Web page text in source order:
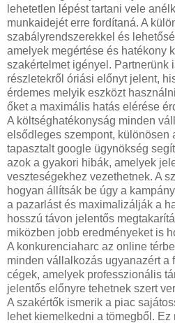
lehetetlen lépést tartani vele
munkaidejét erre fordítaná. A
szabályrendszerekkel és
amelyek megértése és hatékony
szakértelmet igényel. Partnerünk
részletekről óriási előnyt jelent,
érdemes melyik eszközt
őket a maximális hatás elérése
A költséghatékonyság minden
elsődleges szempont, különösen
tapasztalt google ügynökség
azok a gyakori hibák, amelyek
veszteségekhez vezethetnek. A
hogyan állítsák be úgy a
a pazarlást és maximalizálják a
hosszú távon jelentős
miközben jobb eredményeket is
A konkurenciaharc az online
minden vállalkozás ugyanazért a
cégek, amelyek professzionális
jelentős előnyre tehetnek szert
A szakértők ismerik a piac
lehet kiemelkedni a tömegből.